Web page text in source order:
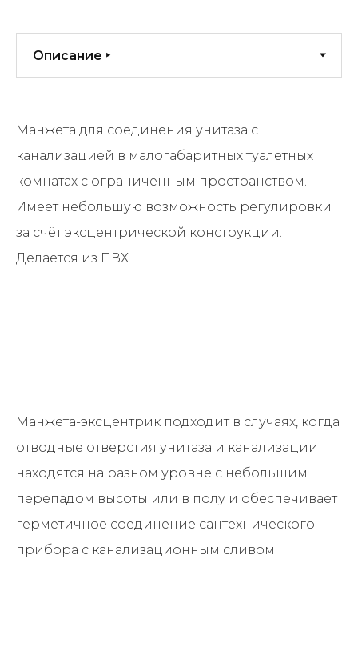
Манжета для соединения унитаза с
канализацией в малогабаритных туалетных
комнатах с ограниченным пространством.
Имеет небольшую возможность регулировки
за счёт эксцентрической конструкции.
Делается из ПВХ
Манжета-эксцентрик подходит в случаях, когда
отводные отверстия унитаза и канализации
находятся на разном уровне с небольшим
перепадом высоты или в полу и обеспечивает
герметичное соединение сантехнического
прибора с канализационным сливом.